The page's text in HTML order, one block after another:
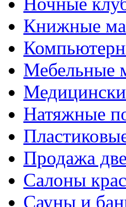
Книжные
Мебельные
Натяжные
Продажа
Салоны
Сауны и